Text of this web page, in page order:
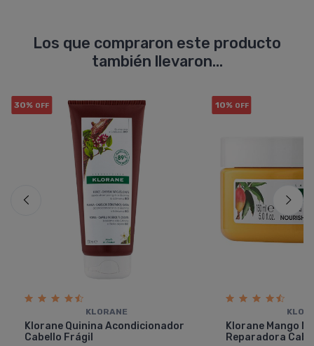
Los que compraron este producto
también llevaron...
30% OFF
KLORANE
Klorane Quinina Acondicionador
Cabello Frágil
10% OFF
Klorane Mango
Reparadora